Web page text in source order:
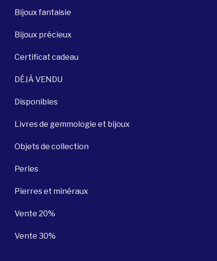
Bijoux fantaisie
Bijoux précieux
Certificat cadeau
DÉJÀ VENDU
Disponibles
Livres de gemmologie et bijoux
Objets de collection
Perles
Pierres et minéraux
Vente 20%
Vente 30%